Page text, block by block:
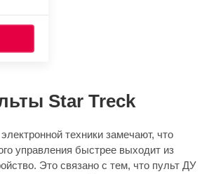
Star Treck
техники замечают, что
управления быстрее выходит из
Это связано с тем, что пульт ДУ